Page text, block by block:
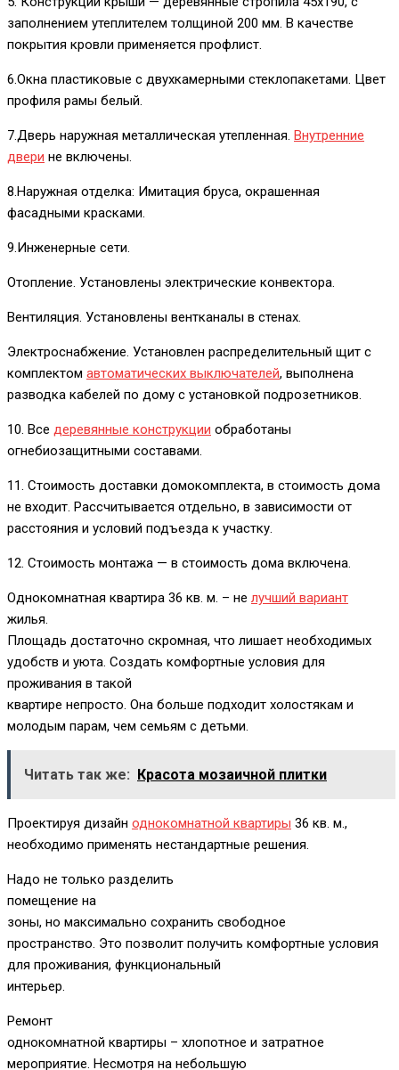
заполнением утеплителем толщиной 200 мм. В качестве
покрытия кровли применяется профлист.
6.Окна пластиковые с двухкамерными стеклопакетами. Цвет
профиля рамы белый.
7.Дверь наружная металлическая утепленная. Внутренние
двери не включены.
8.Наружная отделка: Имитация бруса, окрашенная
фасадными красками.
9.Инженерные сети.
Отопление. Установлены электрические конвектора.
Вентиляция. Установлены вентканалы в стенах.
Электроснабжение. Установлен распределительный щит с
комплектом автоматических выключателей, выполнена
разводка кабелей по дому с установкой подрозетников.
10. Все деревянные конструкции обработаны
огнебиозащитными составами.
11. Стоимость доставки домокомплекта, в стоимость дома
не входит. Рассчитывается отдельно, в зависимости от
расстояния и условий подъезда к участку.
12. Стоимость монтажа — в стоимость дома включена.
Однокомнатная квартира 36 кв. м. – не лучший вариант
жилья.
Площадь достаточно скромная, что лишает необходимых
удобств и уюта. Создать комфортные условия для
проживания в такой
квартире непросто. Она больше подходит холостякам и
молодым парам, чем семьям с детьми.
Читать так же: Красота мозаичной плитки
Проектируя дизайн однокомнатной квартиры 36 кв. м.,
необходимо применять нестандартные решения.
Надо не только разделить
помещение на
зоны, но максимально сохранить свободное
пространство. Это позволит получить комфортные условия
для проживания, функциональный
интерьер.
Ремонт
однокомнатной квартиры – хлопотное и затратное
мероприятие. Несмотря на небольшую